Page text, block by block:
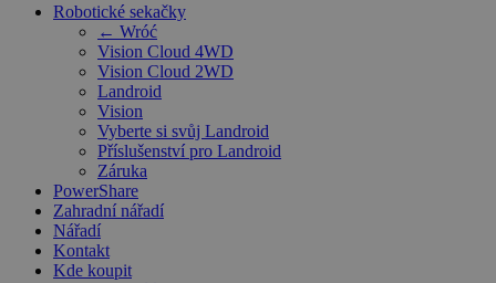
Robotické sekačky
← Wróć
Vision Cloud 4WD
Vision Cloud 2WD
Landroid
Vision
Vyberte si svůj Landroid
Příslušenství pro Landroid
Záruka
PowerShare
Zahradní nářadí
Nářadí
Kontakt
Kde koupit